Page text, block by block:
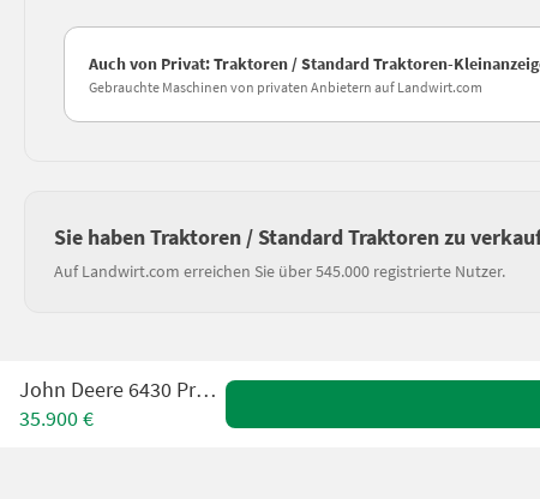
Auch von Privat: Traktoren / Standard Traktoren-
Gebrauchte Maschinen von privaten Anbietern auf Landwirt.com
Sie haben Traktoren / Standard Traktoren zu
Auf Landwirt.com erreichen Sie über 545.000 registrierte Nutzer.
John Deere 6430 Premium
35.900 €